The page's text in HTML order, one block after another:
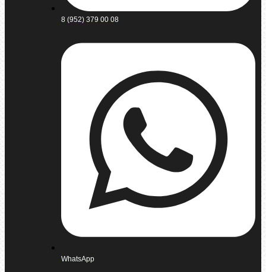
8 (952) 379 00 08
WhatsApp